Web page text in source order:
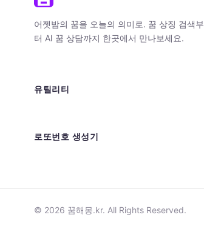
어젯밤의 꿈을 오늘의 의미로. 꿈 상징 검색부
터 AI 꿈 상담까지 한곳에서 만나보세요.
유틸리티
로또번호 생성기
© 2026 꿈해몽.kr. All Rights Reserved.